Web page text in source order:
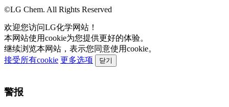
©LG Chem. All Rights Reserved
欢迎您访问LG化学网站！
本网站使用cookie为您提供更好的体验。
继续浏览本网站，表示您同意使用cookie。
接受所有cookie 更多选项 닫기
警报